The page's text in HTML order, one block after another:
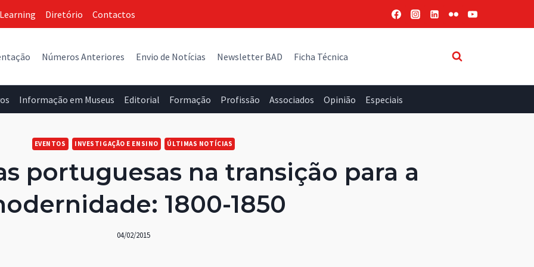
Diretório Contactos
Números Anteriores Envio de Notícias Newsletter BAD Ficha Técnica
Informação em Museus Editorial Formação Profissão Associados Opinião Especiais
EVENTOS INVESTIGAÇÃO E ENSINO ÚLTIMAS NOTÍCIAS
portuguesas na transição para a
1800-1850
04/02/2015